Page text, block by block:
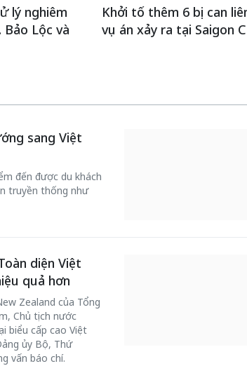
lý nghiêm
Lộc và
Khởi tố thêm 6 bị can
vụ án xảy ra tại Saigon
sang Việt
đến được du khách
truyền thống như
diện Việt
quả hơn
Zealand của Tổng
Chủ tịch nước
biểu cấp cao Việt
ủy Bộ, Thứ
vấn báo chí.